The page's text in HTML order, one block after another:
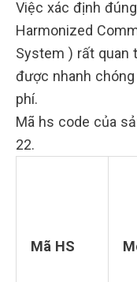
Việc xác định
Harmonized
System ) rất quan
được nhanh
phí.
Mã hs code của
22.
Mã HS